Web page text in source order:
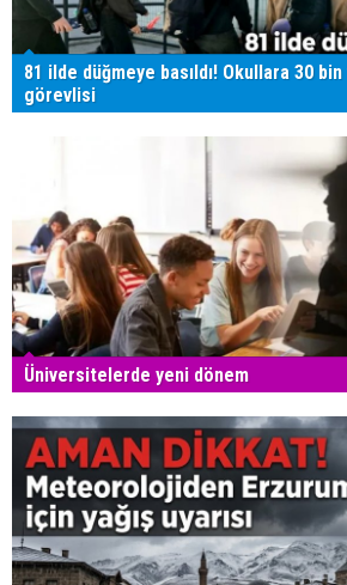
81 ilde düğmeye basıldı! Okullara 30
görevlisi
Üniversitelerde yeni dönem